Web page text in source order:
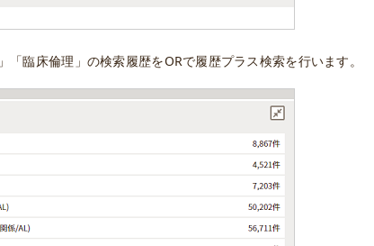
「臨床倫理」の検索履歴をORで履歴プラス検索を行います。